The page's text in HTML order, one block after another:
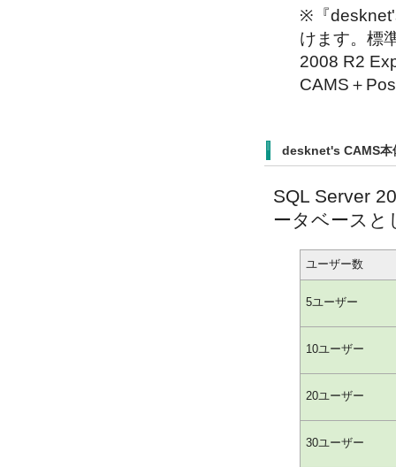
※『
けます。標
2008 R2
CAMS＋
desknet's CAMS本
SQL Server
ータベースと
ユーザー数
5ユーザー
10ユーザー
20ユーザー
30ユーザー